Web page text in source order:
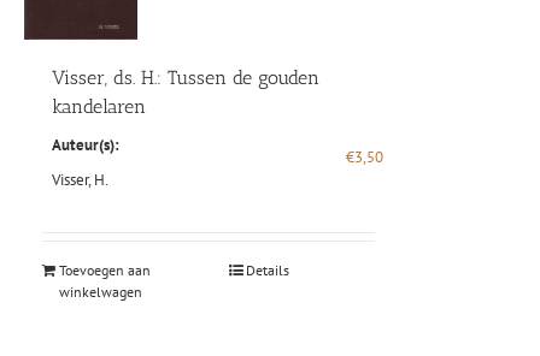
Visser, ds. H.: Tussen de gouden
kandelaren
Auteur(s):
Visser, H.
€3,50
Toevoegen aan
winkelwagen
Details